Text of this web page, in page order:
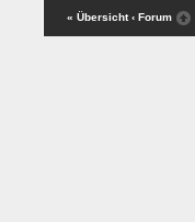
« Übersicht ‹ Forum